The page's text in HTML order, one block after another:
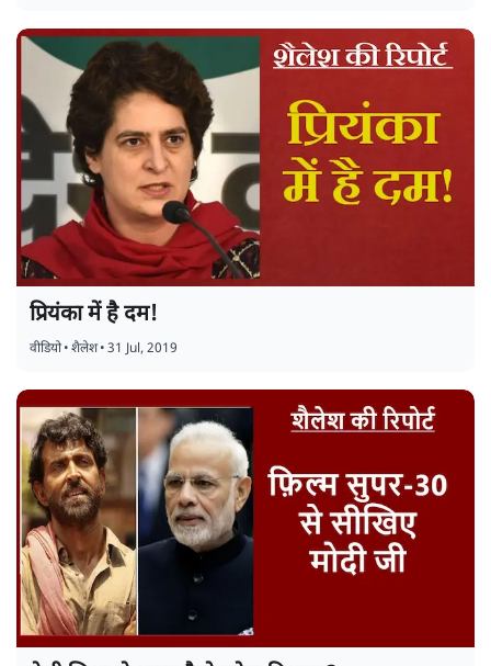
प्रियंका में है दम!
वीडियो•शैलेश•31 Jul, 2019